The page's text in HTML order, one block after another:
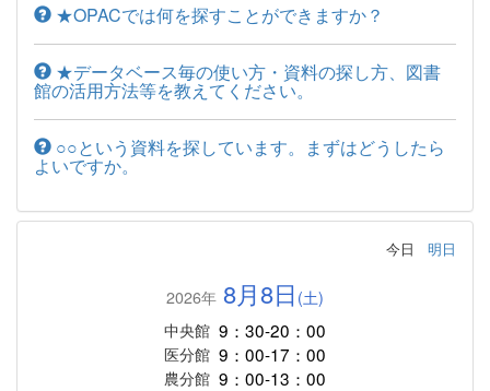
★OPACでは何を探すことができますか？
★データベース毎の使い方・資料の探し方、図書
館の活用方法等を教えてください。
○○という資料を探しています。まずはどうしたら
よいですか。
今日 明日
2026年 8月8日 (土)
中央館 9：30-20：00
医分館 9：00-17：00
農分館 9：00-13：00